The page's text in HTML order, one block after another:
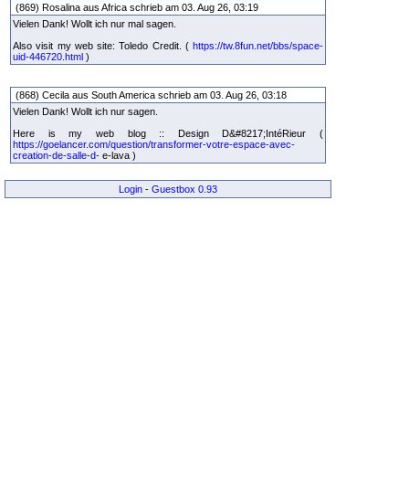
(869) Rosalina aus Africa schrieb am 03. Aug 26, 03:19
Vielen Dank! Wollt ich nur mal sagen.
Also visit my web site: Toledo Credit. ( https://tw.8fun.net/bbs/space-
uid-446720.html )
(868) Cecila aus South America schrieb am 03. Aug 26, 03:18
Vielen Dank! Wollt ich nur sagen.
Here is my web blog :: Design D&#8217;IntéRieur (
https://goelancer.com/question/transformer-votre-espace-avec-
creation-de-salle-d- e-lava )
Login - Guestbox 0.93